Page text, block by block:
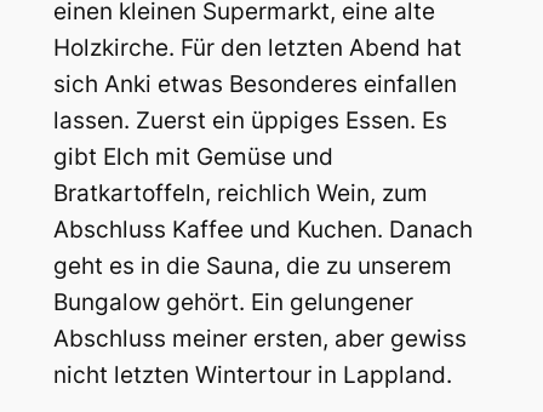
einen kleinen Supermarkt, eine alte
Holzkirche. Für den letzten Abend hat
sich Anki etwas Besonderes einfallen
lassen. Zuerst ein üppiges Essen. Es
gibt Elch mit Gemüse und
Bratkartoffeln, reichlich Wein, zum
Abschluss Kaffee und Kuchen. Danach
geht es in die Sauna, die zu unserem
Bungalow gehört. Ein gelungener
Abschluss meiner ersten, aber gewiss
nicht letzten Wintertour in Lappland.